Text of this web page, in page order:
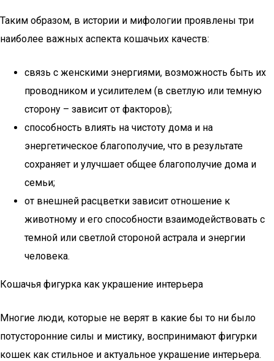
Таким образом, в истории и мифологии проявлены три
наиболее важных аспекта кошачьих качеств:
связь с женскими энергиями, возможность быть их
проводником и усилителем (в светлую или темную
сторону – зависит от факторов);
способность влиять на чистоту дома и на
энергетическое благополучие, что в результате
сохраняет и улучшает общее благополучие дома и
семьи;
от внешней расцветки зависит отношение к
животному и его способности взаимодействовать с
темной или светлой стороной астрала и энергии
человека.
Кошачья фигурка как украшение интерьера
Многие люди, которые не верят в какие бы то ни было
потусторонние силы и мистику, воспринимают фигурки
кошек как стильное и актуальное украшение интерьера.